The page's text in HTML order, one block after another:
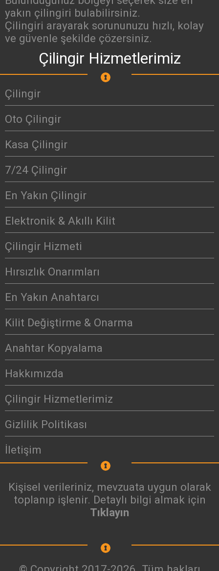
yakın çilingiri bulabilirsiniz.
Çilingiri arayarak sorununuzu hızlı, kolay
ve güvenle şekilde çözersiniz.
Çilingir Hizmetlerimiz
Çilingir
Oto Çilingir
Kasa Çilingir
7/24 Çilingir
En Yakın Çilingir
Elektronik & Akıllı Kilit
Çilingir Hizmeti
Hırsızlık Onarımları
En Yakın Anahtarcı
Kilit Değiştirme & Onarma
Anahtar Kopyalama
Hakkımızda
Çilingir Hizmetlerimiz
Gizlilik Politikası
İletişim
Kişisel verileriniz, mevzuata uygun olarak
toplanıp işlenir. Detaylı bilgi almak için
Tıklayın